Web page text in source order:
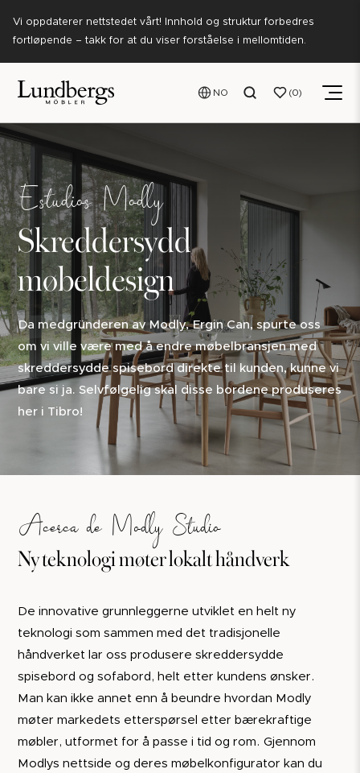
Vi oppdaterer nettstedet vårt! Innhold og struktur forbedres
fortløpende – takk for at du viser forståelse i mellomtiden.
NO 0
Estudios Modly
Skreddersydd
møbeldesign
Da medgründeren av Modly, Ergin Can, spurte oss
om vi ville være med å endre møbelbransjen med
skreddersydde spisebord direkte til kunden, kunne vi
bare si ja. Selvfølgelig skal disse bordene produseres
her i Tibro!
Acerca de Modly Studio
Ny teknologi møter lokalt håndverk
De innovative grunnleggerne utviklet en helt ny
teknologi som sammen med det tradisjonelle
håndverket lar oss produsere skreddersydde
spisebord og sofabord, helt etter kundens ønsker.
Man kan ikke annet enn å beundre hvordan Modly
møter markedets etterspørsel etter bærekraftige
møbler, utformet for å passe i tid og rom. Gjennom
Modlys nettside og deres møbelkonfigurator kan du